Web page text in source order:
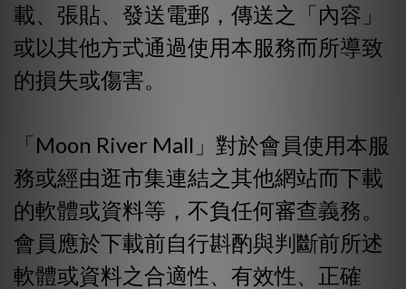
載、張貼、發送電郵，傳送之「內容」
或以其他方式通過使用本服務而所導致
的損失或傷害。
「Moon River Mall」對於會員使用本服
務或經由逛市集連結之其他網站而下載
的軟體或資料等，不負任何審查義務。
會員應於下載前自行斟酌與判斷前所述
軟體或資料之合適性、有效性、正確